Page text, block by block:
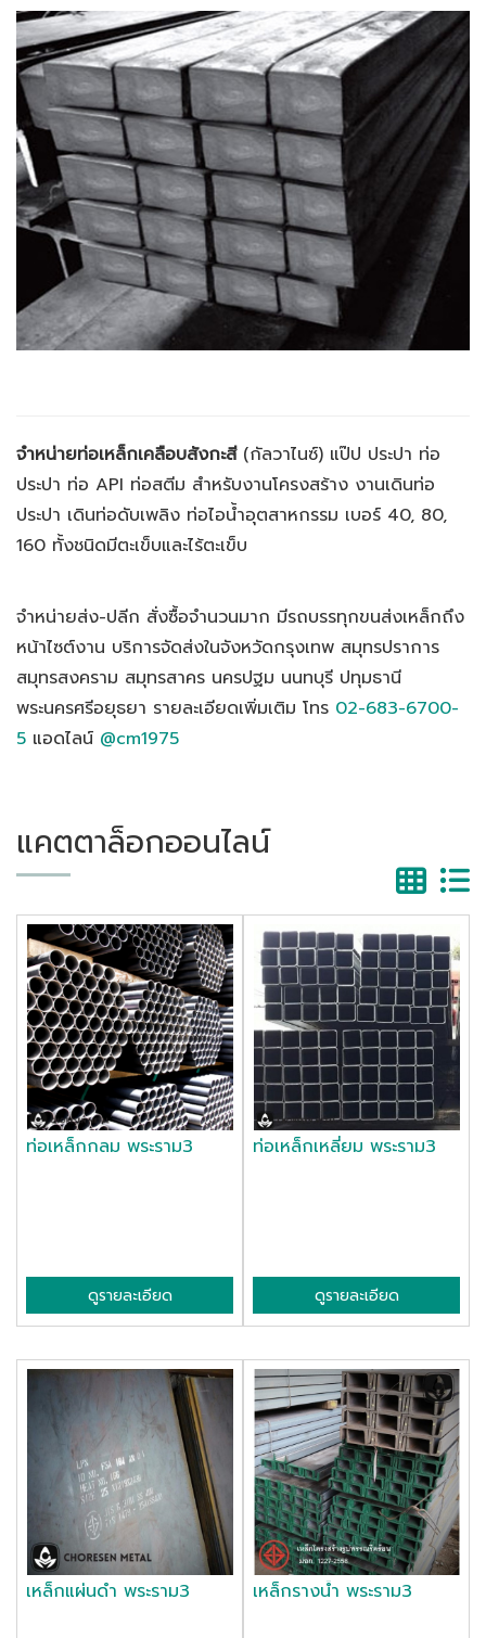
จำหน่ายท่อเหล็กเคลือบสังกะสี(กัลวาไนซ์) แป๊ป ประปา ท่อ
ประปา ท่อ API ท่อสตีม สำหรับงานโครงสร้าง งานเดินท่อ
ประปา เดินท่อดับเพลิง ท่อไอน้ำอุตสาหกรรม เบอร์ 40, 80,
160 ทั้งชนิดมีตะเข็บและไร้ตะเข็บ
จำหน่ายส่ง-ปลีก สั่งซื้อจำนวนมาก มีรถบรรทุกขนส่งเหล็กถึง
หน้าไซต์งาน บริการจัดส่งในจังหวัดกรุงเทพ สมุทรปราการ
สมุทรสงคราม สมุทรสาคร นครปฐม นนทบุรี ปทุมธานี
พระนครศรีอยุธยา รายละเอียดเพิ่มเติม โทร 02-683-6700-
5 แอดไลน์ @cm1975
แคตตาล็อกออนไลน์
ท่อเหล็กกลม พระราม3
ดูรายละเอียด
ท่อเหล็กเหลี่ยม พระราม3
ดูรายละเอียด
เหล็กแผ่นดำ พระราม3 เหล็กรางน้ำ พระราม3